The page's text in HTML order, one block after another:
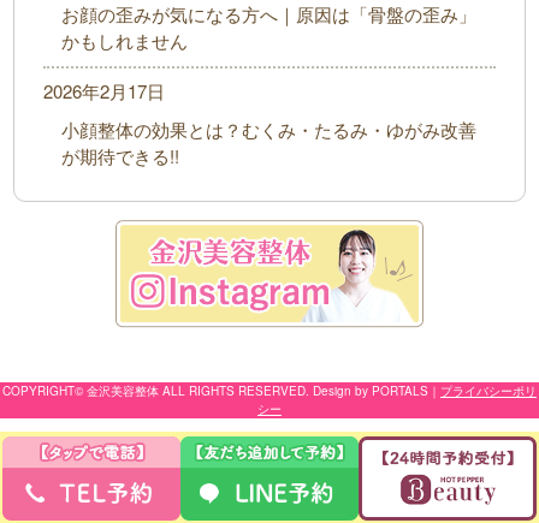
お顔の歪みが気になる方へ｜原因は「骨盤の歪み」
かもしれません
小顔整体の効果とは？むくみ・たるみ・ゆがみ改善
が期待できる!!
2026年2月17日
COPYRIGHT© 金沢美容整体 ALL RIGHTS RESERVED. Design by PORTALS ｜ プライバシーポリ
シー